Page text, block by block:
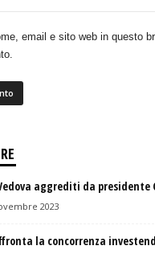
email e sito web in questo
aggrediti da presidente
2023
la concorrenza